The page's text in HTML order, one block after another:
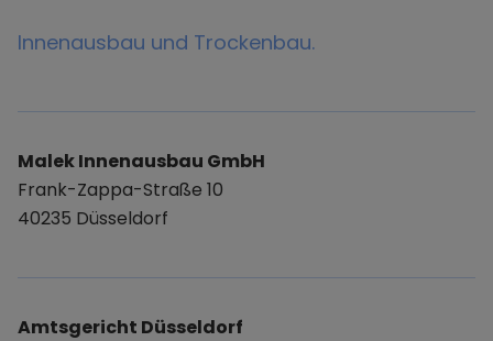
Innenausbau und Trockenbau.
Malek Innenausbau GmbH
Frank-Zappa-Straße 10
40235 Düsseldorf
Amtsgericht Düsseldorf